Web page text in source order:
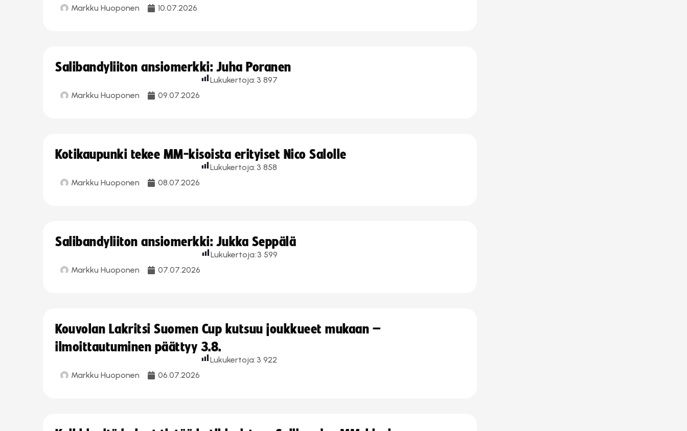
Markku Huoponen 10.07.2026
Salibandyliiton ansiomerkki: Juha Poranen
Markku Huoponen 09.07.2026
Lukukertoja: 3 897
Kotikaupunki tekee MM-kisoista erityiset Nico Salolle
Markku Huoponen 08.07.2026
Lukukertoja: 3 858
Salibandyliiton ansiomerkki: Jukka Seppälä
Markku Huoponen 07.07.2026
Lukukertoja: 3 599
Kouvolan Lakritsi Suomen Cup kutsuu joukkueet mukaan –
ilmoittautuminen päättyy 3.8.
Markku Huoponen 06.07.2026
Lukukertoja: 3 922